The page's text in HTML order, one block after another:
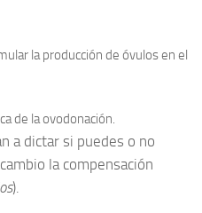
la producción de óvulos en el
de la ovodonación.
a dictar si puedes o no
la compensación
).